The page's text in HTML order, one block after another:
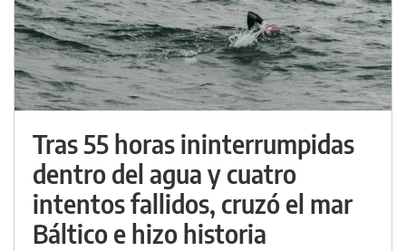
Tras 55 horas ininterrumpidas
dentro del agua y cuatro
intentos fallidos, cruzó el mar
Báltico e hizo historia